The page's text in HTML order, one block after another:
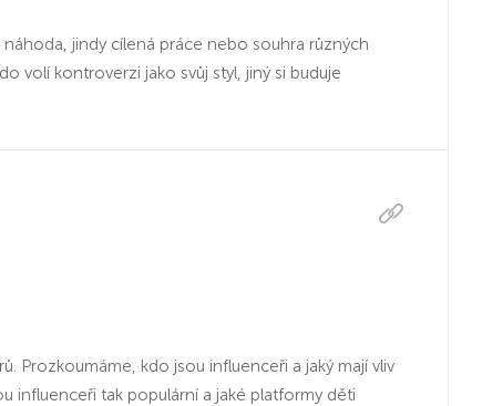
jindy cílená práce nebo souhra různých
volí kontroverzi jako svůj styl, jiný si buduje
Prozkoumáme, kdo jsou influenceři a jaký mají vliv
influenceři tak populární a jaké platformy děti